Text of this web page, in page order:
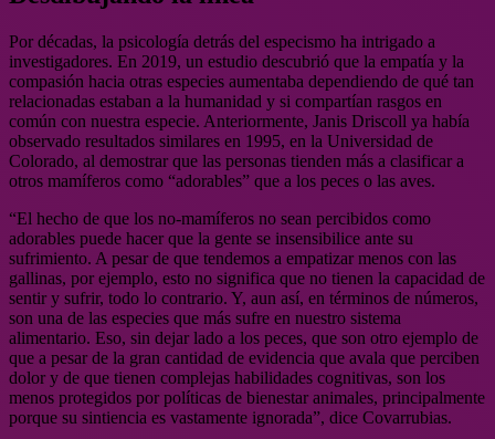
Por décadas, la psicología detrás del especismo ha intrigado a
investigadores. En 2019, un estudio descubrió que la empatía y la
compasión hacia otras especies aumentaba dependiendo de qué tan
relacionadas estaban a la humanidad y si compartían rasgos en
común con nuestra especie. Anteriormente, Janis Driscoll ya había
observado resultados similares en 1995, en la Universidad de
Colorado, al demostrar que las personas tienden más a clasificar a
otros mamíferos como “adorables” que a los peces o las aves.
“El hecho de que los no-mamíferos no sean percibidos como
adorables puede hacer que la gente se insensibilice ante su
sufrimiento. A pesar de que tendemos a empatizar menos con las
gallinas, por ejemplo, esto no significa que no tienen la capacidad de
sentir y sufrir, todo lo contrario. Y, aun así, en términos de números,
son una de las especies que más sufre en nuestro sistema
alimentario. Eso, sin dejar lado a los peces, que son otro ejemplo de
que a pesar de la gran cantidad de evidencia que avala que perciben
dolor y de que tienen complejas habilidades cognitivas, son los
menos protegidos por políticas de bienestar animales, principalmente
porque su sintiencia es vastamente ignorada”, dice Covarrubias.